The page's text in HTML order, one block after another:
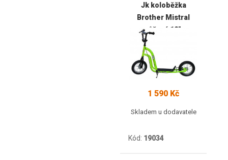
Jk koloběžka
Brother Mistral
růžová 12"
1 590 Kč
Skladem u dodavatele
Kód: 19034